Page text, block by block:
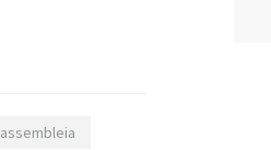
assembleia